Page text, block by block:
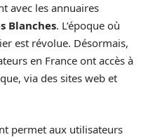
avec les annuaires
Blanches. L’époque où
est révolue. Désormais,
en France ont accès à
via des sites web et
permet aux utilisateurs